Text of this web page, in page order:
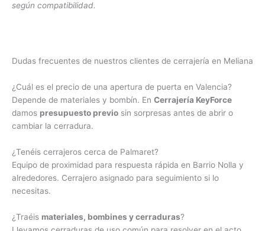
según compatibilidad.
Dudas frecuentes de nuestros clientes de cerrajería en Meliana
¿Cuál es el precio de una apertura de puerta en Valencia?
Depende de materiales y bombín. En Cerrajería KeyForce
damos presupuesto previo sin sorpresas antes de abrir o
cambiar la cerradura.
¿Tenéis cerrajeros cerca de Palmaret?
Equipo de proximidad para respuesta rápida en Barrio Nolla y
alrededores. Cerrajero asignado para seguimiento si lo
necesitas.
¿Traéis materiales, bombines y cerraduras?